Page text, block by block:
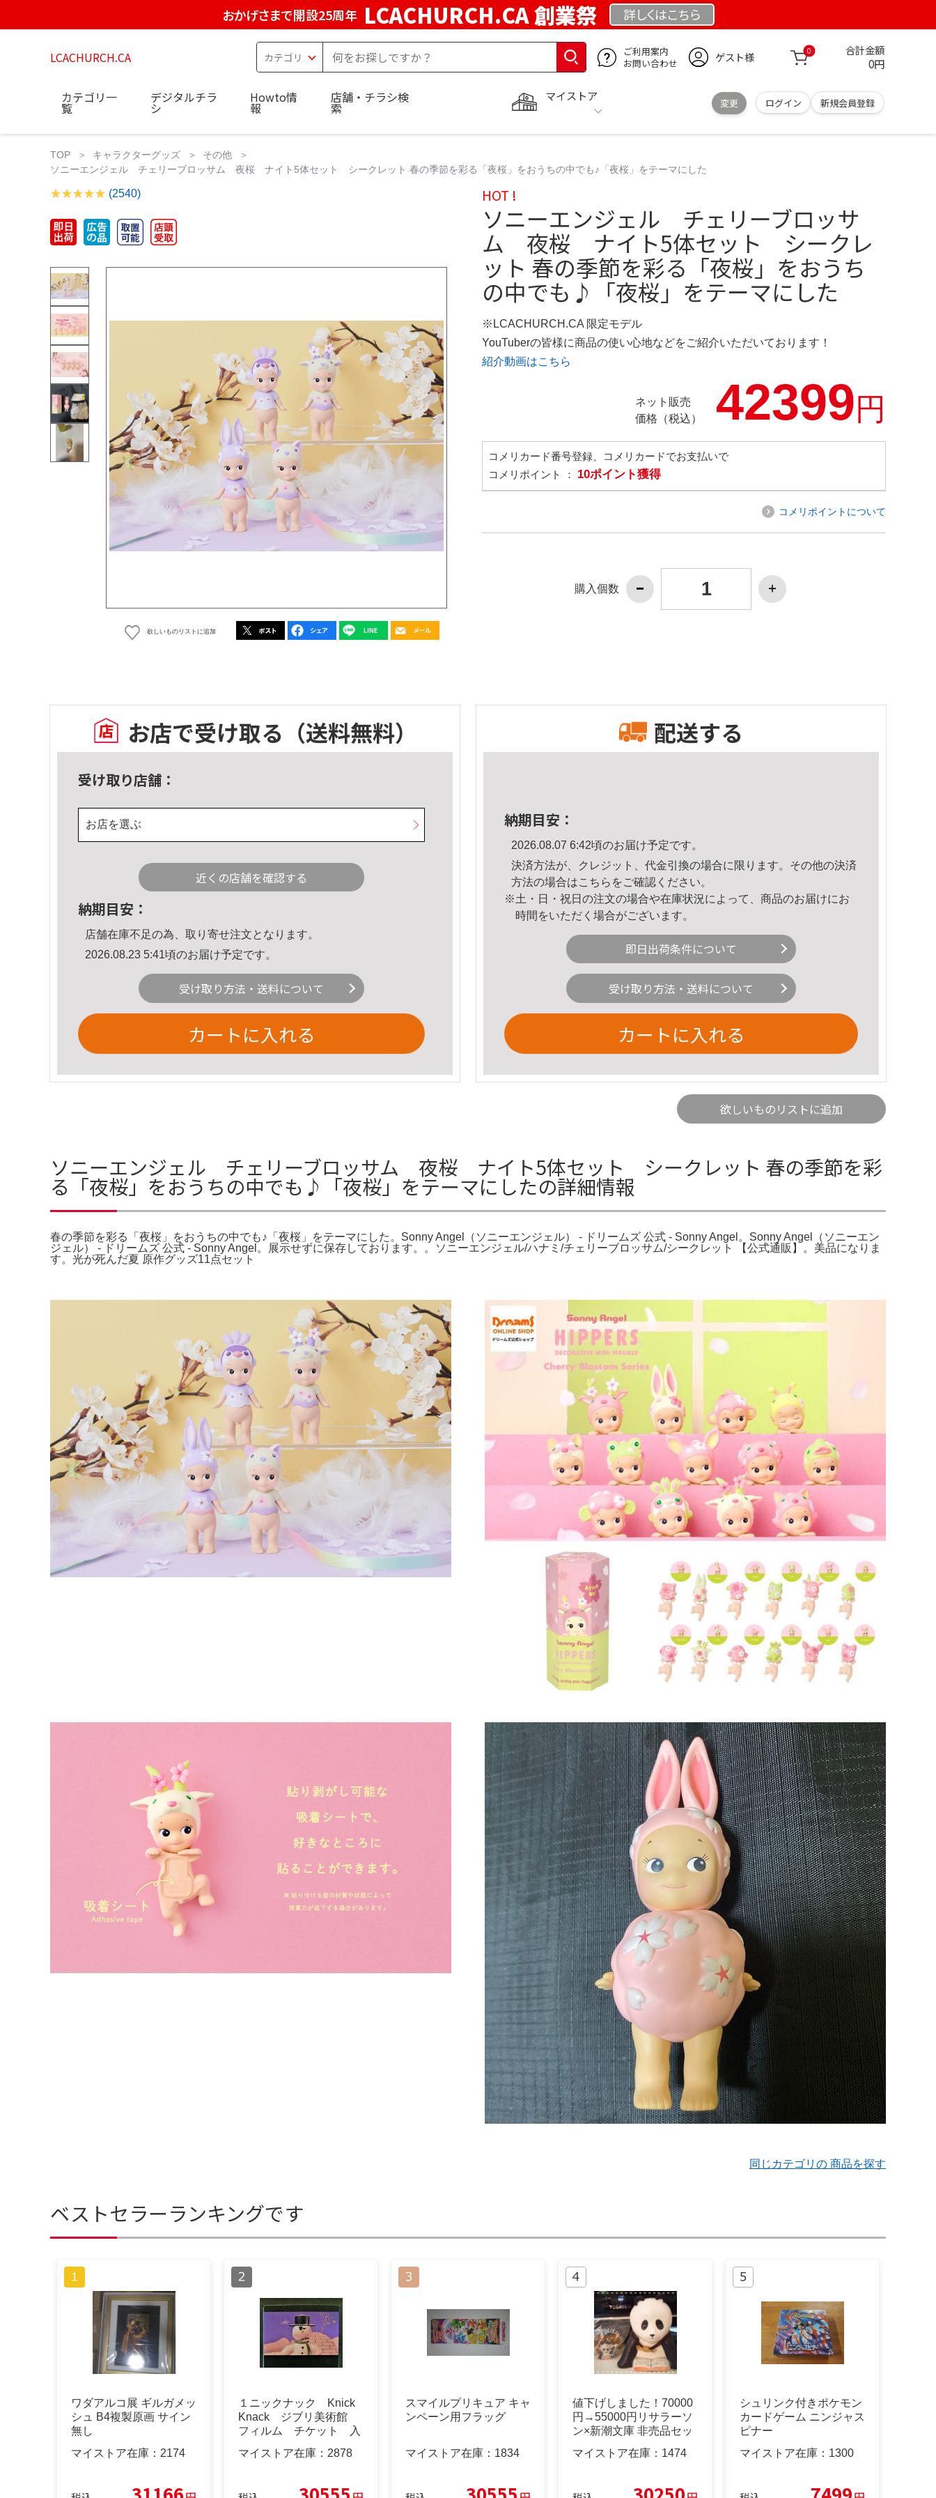
おかげさまで開設25周年 LCACHURCH.CA 創業祭 詳しくはこちら
LCACHURCH.CA
ご利用案内
お問い合わせ
ゲスト様 0 合計金額
0円
マイストア
変更 ログイン 新規会員登録
カテゴリ一
覧
デジタルチラ
シ
Howto情
報
店舗・チラシ検
索
TOP キャラクターグッズ
その他
ソニーエンジェル チェリーブロッサム 夜桜 ナイト5体セット シークレット 春の季節を彩る「夜桜」をおうちの中でも♪「夜桜」をテーマにした
(2540)
欲しいものリストに追加
HOT !
ソニーエンジェル チェリーブロッサ
ム 夜桜 ナイト5体セット シークレ
ット 春の季節を彩る「夜桜」をおうち
の中でも♪「夜桜」をテーマにした
※LCACHURCH.CA 限定モデル
YouTuberの皆様に商品の使い心地などをご紹介いただいております！
紹介動画はこちら
ネット販売
価格（税込）
42399円
コメリカード番号登録、コメリカードでお支払いで
コメリポイント ： 10ポイント獲得
コメリポイントについて
購入個数
お店で受け取る （送料無料）
受け取り店舗：
お店を選ぶ
近くの店舗を確認する
納期目安：
店舗在庫不足の為、取り寄せ注文となります。
2026.08.23 5:41頃のお届け予定です。
受け取り方法・送料について
カートに入れる
配送する
納期目安：
2026.08.07 6:42頃のお届け予定です。
決済方法が、クレジット、代金引換の場合に限ります。その他の決済
方法の場合はこちら をご確認ください。
※土・日・祝日の注文の場合や在庫状況によって、商品のお届けにお
時間をいただく場合がございます。
即日出荷条件について
受け取り方法・送料について
カートに入れる
欲しいものリストに追加
ソニーエンジェル チェリーブロッサム 夜桜 ナイト5体セット シークレット 春の季節を彩
る「夜桜」をおうちの中でも♪「夜桜」をテーマにしたの詳細情報
春の季節を彩る「夜桜」をおうちの中でも♪「夜桜」をテーマにした。Sonny Angel（ソニーエンジェル） - ドリームズ 公式 - Sonny Angel。Sonny Angel（ソニーエン
ジェル） - ドリームズ 公式 - Sonny Angel。展示せずに保存しております。。ソニーエンジェル/ハナミ/チェリーブロッサム/シークレット 【公式通販】。美品になりま
す。光が死んだ夏 原作グッズ11点セット
同じカテゴリの 商品を探す
ベストセラーランキングです
ワダアルコ展 ギルガメッ
シュ B4複製原画 サイン
無し
マイストア在庫： 2174
１ニックナック Knick
Knack ジブリ美術館
フィルム チケット 入
マイストア在庫： 2878
スマイルプリキュア キャ
ンペーン用フラッグ
マイストア在庫： 1834
値下げしました！70000
円→55000円リサラーソ
ン×新潮文庫 非売品セッ
マイストア在庫： 1474
シュリンク付きポケモン
カードゲーム ニンジャス
ピナー
マイストア在庫： 1300